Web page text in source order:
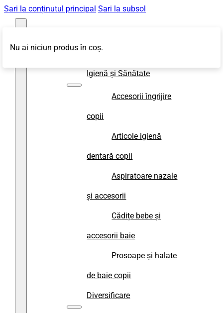
Sari la conținutul principal Sari la subsol
Igienă și Sănătate
Accesorii îngrijire
copii
Articole igienă
dentară copii
Aspiratoare nazale
și accesorii
Cădițe bebe și
accesorii baie
Prosoape și halate
de baie copii
Diversificare
Nu ai niciun produs în coș.